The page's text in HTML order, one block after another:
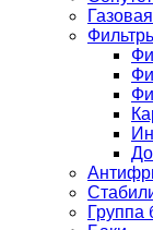
Группа